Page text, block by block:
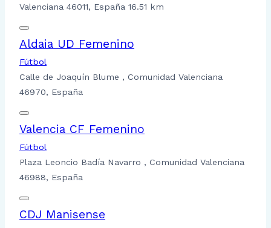
Valenciana 46011, España 16.51 km
Aldaia UD Femenino
Fútbol
Calle de Joaquín Blume , Comunidad Valenciana
46970, España
Valencia CF Femenino
Fútbol
Plaza Leoncio Badía Navarro , Comunidad Valenciana
46988, España
CDJ Manisense